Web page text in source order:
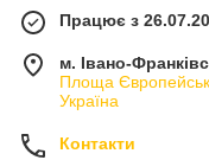
Працює з
м. Івано-
Площа
Україна
Контакти